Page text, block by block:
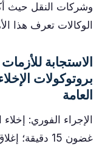
وشركات النقل حيث
الوكالات تعرف هذا
الاستجابة
بروتوكولات
العامة
الإجراء الفوري:
غضون 15